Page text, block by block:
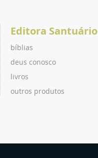
Editora Santuário
bíblias
deus conosco
livros
outros produtos